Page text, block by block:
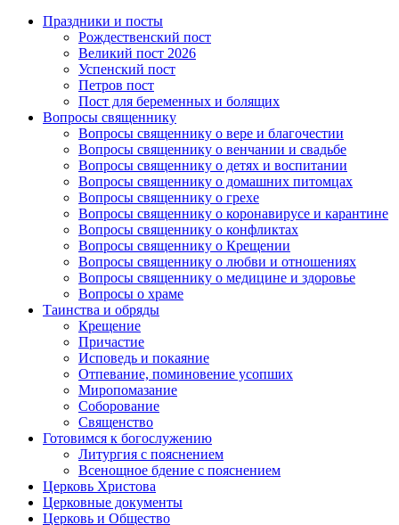
Праздники и посты
Рождественский пост
Великий пост 2026
Успенский пост
Петров пост
Пост для беременных и болящих
Вопросы священнику
Вопросы священнику о вере и благочестии
Вопросы священнику о венчании и свадьбе
Вопросы священнику о детях и воспитании
Вопросы священнику о домашних питомцах
Вопросы священнику о грехе
Вопросы священнику о коронавирусе и карантине
Вопросы священнику о конфликтах
Вопросы священнику о Крещении
Вопросы священнику о любви и отношениях
Вопросы священнику о медицине и здоровье
Вопросы о храме
Таинства и обряды
Крещение
Причастие
Исповедь и покаяние
Отпевание, поминовение усопших
Миропомазание
Соборование
Священство
Готовимся к богослужению
Литургия с пояснением
Всенощное бдение с пояснением
Церковь Христова
Церковные документы
Церковь и Общество